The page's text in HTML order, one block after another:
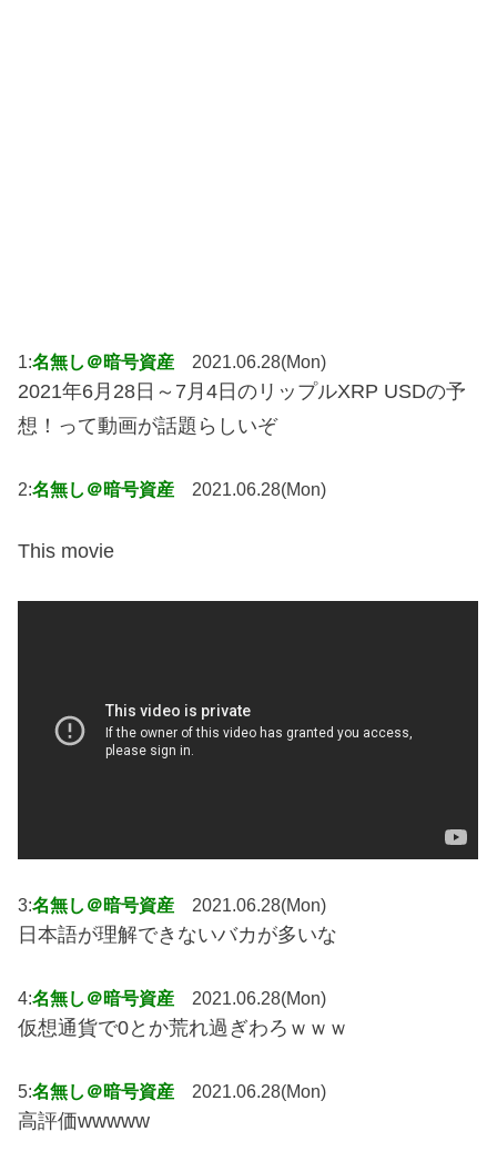
1:名無し＠暗号資産 2021.06.28(Mon)
2021年6月28日～7月4日のリップルXRP USDの予
想！って動画が話題らしいぞ
2:名無し＠暗号資産 2021.06.28(Mon)
This movie
3:名無し＠暗号資産 2021.06.28(Mon)
日本語が理解できないバカが多いな
4:名無し＠暗号資産 2021.06.28(Mon)
仮想通貨で0とか荒れ過ぎわろｗｗｗ
5:名無し＠暗号資産 2021.06.28(Mon)
高評価wwwww